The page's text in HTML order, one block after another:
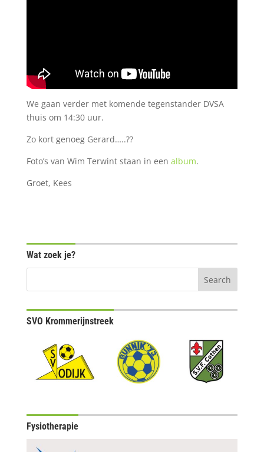
We gaan verder met komende tegenstander DVSA
thuis om 14:30 uur.
Zo kort genoeg Gerard…..??
Foto’s van Wim Terwint staan in een album.
Groet, Kees
Wat zoek je?
SVO Krommerijnstreek
Fysiotherapie